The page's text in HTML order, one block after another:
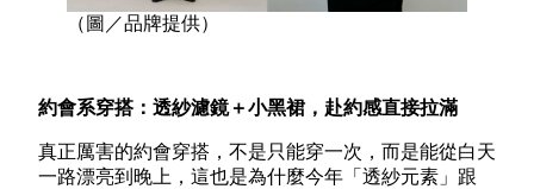
（圖／品牌提供）
約會系穿搭：透紗濾鏡＋小黑裙，赴約感直接拉滿
真正厲害的約會穿搭，不是只能穿一次，而是能從白天
一路漂亮到晚上，這也是為什麼今年「透紗元素」跟